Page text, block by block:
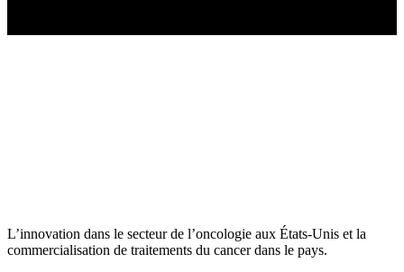
L’innovation dans le secteur de l’oncologie aux États-Unis et la
commercialisation de traitements du cancer dans le pays.